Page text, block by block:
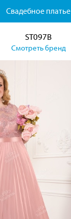
Свадебное платье
ST097B
Смотреть бренд